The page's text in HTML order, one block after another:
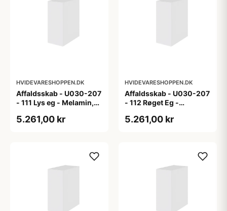
HVIDEVARESHOPPEN.DK
Affaldsskab - U030-207
- 111 Lys eg - Melamin,
5.261,00 kr
HVIDEVARESHOPPEN.DK
Affaldsskab - U030-207
- 112 Røget Eg -
5.261,00 kr